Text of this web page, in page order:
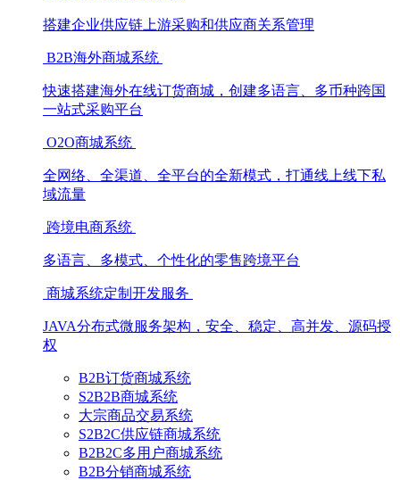
搭建企业供应链上游采购和供应商关系管理
B2B海外商城系统
快速搭建海外在线订货商城，创建多语言、多币种跨国
一站式采购平台
O2O商城系统
全网络、全渠道、全平台的全新模式，打通线上线下私
域流量
跨境电商系统
多语言、多模式、个性化的零售跨境平台
商城系统定制开发服务
JAVA分布式微服务架构，安全、稳定、高并发、源码授
权
B2B订货商城系统
S2B2B商城系统
大宗商品交易系统
S2B2C供应链商城系统
B2B2C多用户商城系统
B2B分销商城系统